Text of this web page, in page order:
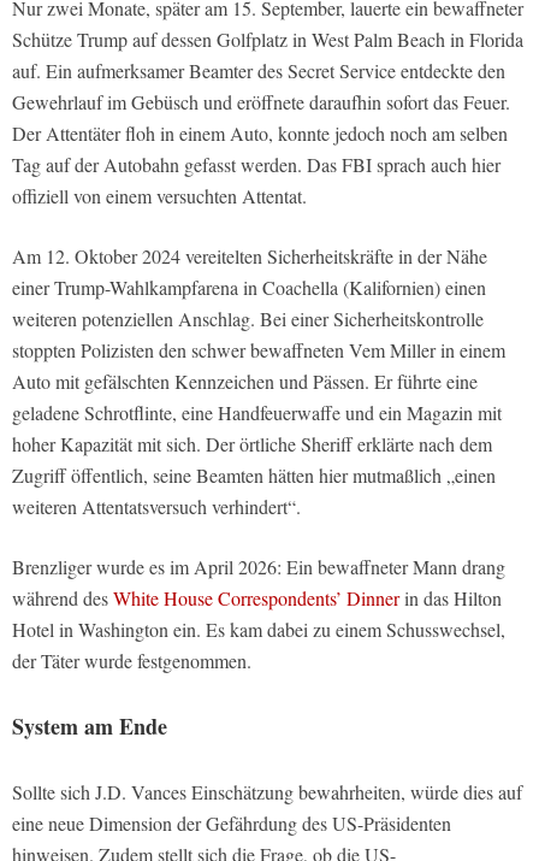
Nur zwei Monate, später am 15. September, lauerte ein bewaffneter
Schütze Trump auf dessen Golfplatz in West Palm Beach in Florida
auf. Ein aufmerksamer Beamter des Secret Service entdeckte den
Gewehrlauf im Gebüsch und eröffnete daraufhin sofort das Feuer.
Der Attentäter floh in einem Auto, konnte jedoch noch am selben
Tag auf der Autobahn gefasst werden. Das FBI sprach auch hier
offiziell von einem versuchten Attentat.
Am 12. Oktober 2024 vereitelten Sicherheitskräfte in der Nähe
einer Trump-Wahlkampfarena in Coachella (Kalifornien) einen
weiteren potenziellen Anschlag. Bei einer Sicherheitskontrolle
stoppten Polizisten den schwer bewaffneten Vem Miller in einem
Auto mit gefälschten Kennzeichen und Pässen. Er führte eine
geladene Schrotflinte, eine Handfeuerwaffe und ein Magazin mit
hoher Kapazität mit sich. Der örtliche Sheriff erklärte nach dem
Zugriff öffentlich, seine Beamten hätten hier mutmaßlich „einen
weiteren Attentatsversuch verhindert“.
Brenzliger wurde es im April 2026: Ein bewaffneter Mann drang
während desWhite House Correspondents’ Dinnerin das Hilton
Hotel in Washington ein. Es kam dabei zu einem Schusswechsel,
der Täter wurde festgenommen.
System am Ende
Sollte sich J.D. Vances Einschätzung bewahrheiten, würde dies auf
eine neue Dimension der Gefährdung des US-Präsidenten
hinweisen. Zudem stellt sich die Frage, ob die US-